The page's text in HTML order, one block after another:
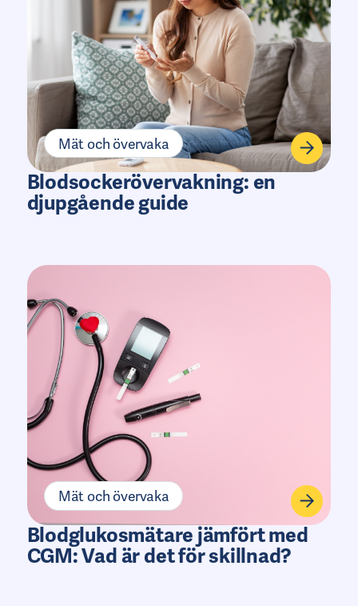
Mät och övervaka
Blodsockerövervakning: en
djupgående guide
Mät och övervaka
Blodglukosmätare jämfört med
CGM: Vad är det för skillnad?